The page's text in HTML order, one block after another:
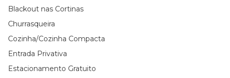
Blackout nas Cortinas
Churrasqueira
Cozinha/Cozinha Compacta
Entrada Privativa
Estacionamento Gratuito